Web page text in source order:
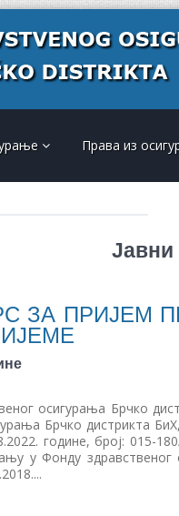
Права из
Јавни
ЗА ПРИЈЕМ
осигурања Брчко
Брчко дистрикта
године, број: 015-
у Фонду здравственог